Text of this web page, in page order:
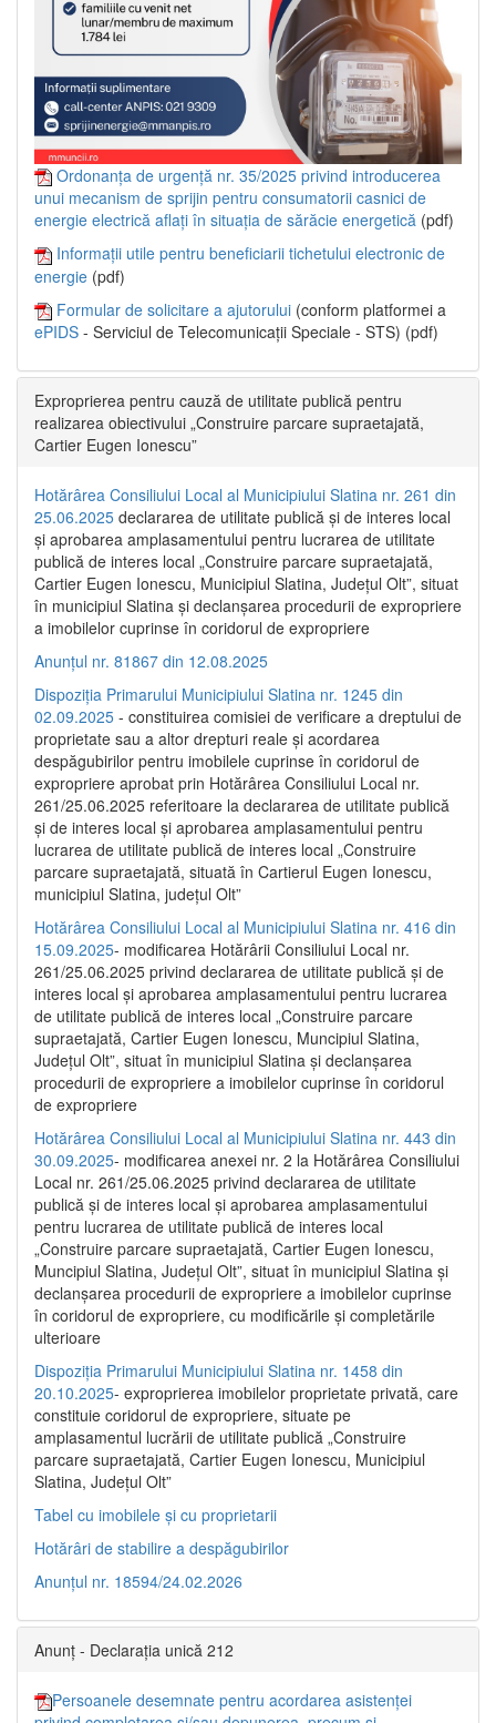
Ordonanța de urgență nr. 35/2025 privind introducerea
unui mecanism de sprijin pentru consumatorii casnici de
energie electrică aflați în situația de sărăcie energetică (pdf)
Informații utile pentru beneficiarii tichetului electronic de
energie (pdf)
Formular de solicitare a ajutorului (conform platformei a
ePIDS - Serviciul de Telecomunicații Speciale - STS) (pdf)
Exproprierea pentru cauză de utilitate publică pentru
realizarea obiectivului „Construire parcare supraetajată,
Cartier Eugen Ionescu”
Hotărârea Consiliului Local al Municipiului Slatina nr. 261 din
25.06.2025 declararea de utilitate publică și de interes local
și aprobarea amplasamentului pentru lucrarea de utilitate
publică de interes local „Construire parcare supraetajată,
Cartier Eugen Ionescu, Municipiul Slatina, Județul Olt”, situat
în municipiul Slatina și declanșarea procedurii de expropriere
a imobilelor cuprinse în coridorul de expropriere
Anunțul nr. 81867 din 12.08.2025
Dispoziția Primarului Municipiului Slatina nr. 1245 din
02.09.2025 - constituirea comisiei de verificare a dreptului de
proprietate sau a altor drepturi reale și acordarea
despăgubirilor pentru imobilele cuprinse în coridorul de
expropriere aprobat prin Hotărârea Consiliului Local nr.
261/25.06.2025 referitoare la declararea de utilitate publică
și de interes local și aprobarea amplasamentului pentru
lucrarea de utilitate publică de interes local „Construire
parcare supraetajată, situată în Cartierul Eugen Ionescu,
municipiul Slatina, județul Olt”
Hotărârea Consiliului Local al Municipiului Slatina nr. 416 din
15.09.2025- modificarea Hotărârii Consiliului Local nr.
261/25.06.2025 privind declararea de utilitate publică și de
interes local și aprobarea amplasamentului pentru lucrarea
de utilitate publică de interes local „Construire parcare
supraetajată, Cartier Eugen Ionescu, Muncipiul Slatina,
Județul Olt”, situat în municipiul Slatina și declanșarea
procedurii de expropriere a imobilelor cuprinse în coridorul
de expropriere
Hotărârea Consiliului Local al Municipiului Slatina nr. 443 din
30.09.2025- modificarea anexei nr. 2 la Hotărârea Consiliului
Local nr. 261/25.06.2025 privind declararea de utilitate
publică şi de interes local şi aprobarea amplasamentului
pentru lucrarea de utilitate publică de interes local
„Construire parcare supraetajată, Cartier Eugen Ionescu,
Muncipiul Slatina, Judeţul Olt”, situat în municipiul Slatina şi
declanşarea procedurii de expropriere a imobilelor cuprinse
în coridorul de expropriere, cu modificările şi completările
ulterioare
Dispoziția Primarului Municipiului Slatina nr. 1458 din
20.10.2025- exproprierea imobilelor proprietate privată, care
constituie coridorul de expropriere, situate pe
amplasamentul lucrării de utilitate publică „Construire
parcare supraetajată, Cartier Eugen Ionescu, Municipiul
Slatina, Județul Olt”
Tabel cu imobilele și cu proprietarii
Hotărâri de stabilire a despăgubirilor
Anunțul nr. 18594/24.02.2026
Anunț - Declarația unică 212
Persoanele desemnate pentru acordarea asistenței